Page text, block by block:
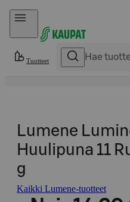
Hyppää sisältöön
Tuotteet
Lumene
Huulipuna 11
g
Kaikki Lumene-tuotteet